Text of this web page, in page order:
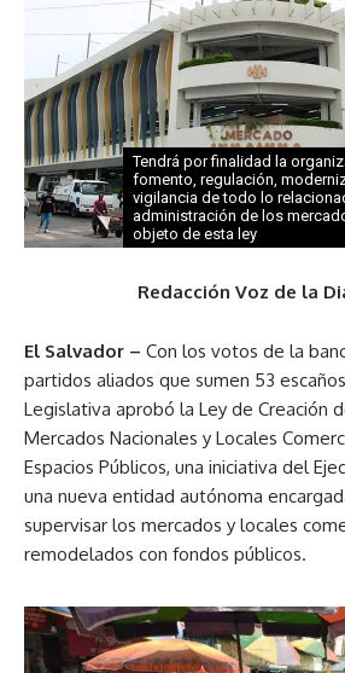
Tendrá por finalidad la
fomento, regulación,
vigilancia de todo lo
administración de los
objeto de esta ley
Redacción Voz de la
El Salvador – Con los votos de la
partidos aliados que sumen 53
Legislativa aprobó la Ley de Creación
Mercados Nacionales y Locales
Espacios Públicos, una iniciativa del
una nueva entidad autónoma
supervisar los mercados y locales
remodelados con fondos públicos.